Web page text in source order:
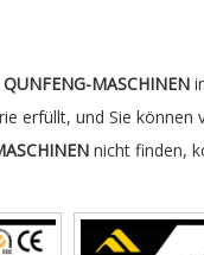
QUNFENG-MASCHINEN
erfüllt, und Sie können
nicht finden,